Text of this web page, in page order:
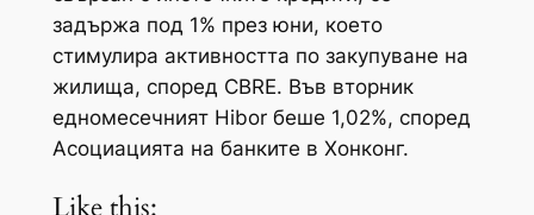
задържа под 1% през юни, което
стимулира активността по закупуване на
жилища, според CBRE. Във вторник
едномесечният Hibor беше 1,02%, според
Асоциацията на банките в Хонконг.
Like this: